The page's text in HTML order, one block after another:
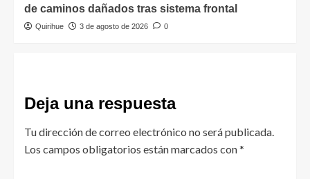
de caminos dañados tras sistema frontal
Quirihue 3 de agosto de 2026 0
Deja una respuesta
Tu dirección de correo electrónico no será publicada.
Los campos obligatorios están marcados con*